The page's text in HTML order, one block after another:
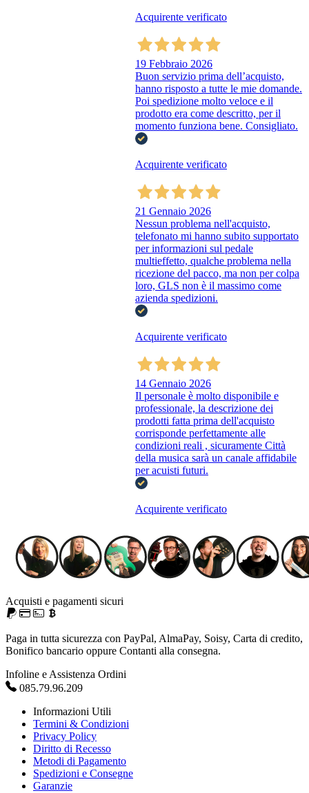
Acquirente verificato
19 Febbraio 2026
Buon servizio prima dell’acquisto,
hanno risposto a tutte le mie domande.
Poi spedizione molto veloce e il
prodotto era come descritto, per il
momento funziona bene. Consigliato.
Acquirente verificato
21 Gennaio 2026
Nessun problema nell'acquisto,
telefonato mi hanno subito supportato
per informazioni sul pedale
multieffetto, qualche problema nella
ricezione del pacco, ma non per colpa
loro, GLS non è il massimo come
azienda spedizioni.
Acquirente verificato
14 Gennaio 2026
Il personale è molto disponibile e
professionale, la descrizione dei
prodotti fatta prima dell'acquisto
corrisponde perfettamente alle
condizioni reali , sicuramente Città
della musica sarà un canale affidabile
per acuisti futuri.
Acquirente verificato
Acquisti e pagamenti sicuri
Paga in tutta sicurezza con PayPal, AlmaPay, Soisy, Carta di credito,
Bonifico bancario oppure Contanti alla consegna.
Infoline e Assistenza Ordini
085.79.96.209
Informazioni Utili
Termini & Condizioni
Privacy Policy
Diritto di Recesso
Metodi di Pagamento
Spedizioni e Consegne
Garanzie